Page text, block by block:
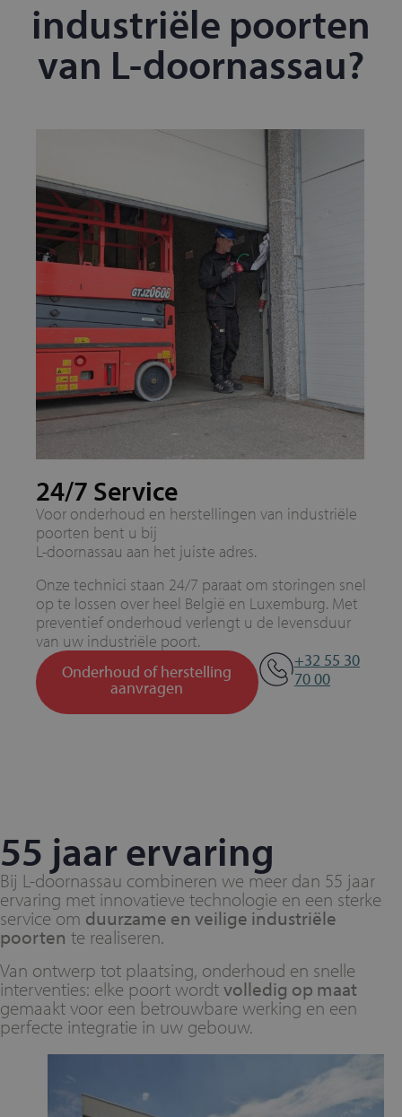
industriële poorten
van L-doornassau?
24/7 Service
Voor onderhoud en herstellingen van industriële
poorten bent u bij
L-doornassau aan het juiste adres.
Onze technici staan 24/7 paraat om storingen snel
op te lossen over heel België en Luxemburg. Met
preventief onderhoud verlengt u de levensduur
van uw industriële poort.
Onderhoud of herstelling
aanvragen
+32 55 30
70 00
55 jaar ervaring
Bij L-doornassau combineren we meer dan 55 jaar
ervaring met innovatieve technologie en een sterke
service om duurzame en veilige industriële
poorten te realiseren.
Van ontwerp tot plaatsing, onderhoud en snelle
interventies: elke poort wordtvolledig op maat
gemaakt voor een betrouwbare werking en een
perfecte integratie in uw gebouw.